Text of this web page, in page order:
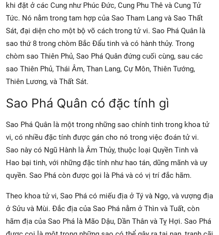
khi đặt ở các Cung như Phúc Đức, Cung Phu Thê và Cung Tử
Tức. Nó nằm trong tam hợp của Sao Tham Lang và Sao Thất
Sát, đại diện cho một bộ võ cách trong tử vi. Sao Phá Quân là
sao thứ 8 trong chòm Bắc Đẩu tinh và có hành thủy. Trong
chòm sao Thiên Phủ, Sao Phá Quân đứng cuối cùng, sau các
sao Thiên Phủ, Thái Âm, Than Lang, Cự Môn, Thiên Tướng,
Thiên Lương, và Thất Sát.
Sao Phá Quân có đặc tính gì
Sao Phá Quân là một trong những sao chính tinh trong khoa tử
vi, có nhiều đặc tính được gán cho nó trong việc đoán tử vi.
Sao này có Ngũ Hành là Âm Thủy, thuộc loại Quyền Tinh và
Hao bại tinh, với những đặc tính như hao tán, dũng mãnh và uy
quyền. Sao Phá còn được gọi là Phá và có vị trí đắc hãm.
Theo khoa tử vi, Sao Phá có miếu địa ở Tý và Ngọ, và vượng địa
ở Sửu và Mùi. Đắc địa của Sao Phá nằm ở Thìn và Tuất, còn
hãm địa của Sao Phá là Mão Dậu, Dần Thân và Tỵ Hợi. Sao Phá